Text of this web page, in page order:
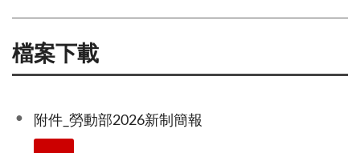
檔案下載
附件_勞動部2026新制簡報